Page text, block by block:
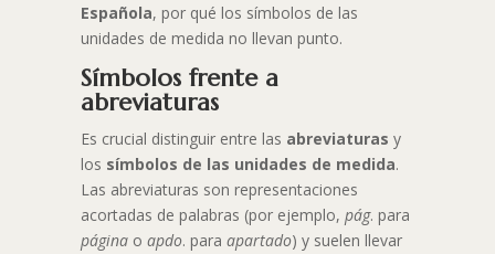
Española, por qué los símbolos de las
unidades de medida no llevan punto.
Símbolos frente a
abreviaturas
Es crucial distinguir entre las abreviaturas y
los símbolos de las unidades de medida.
Las abreviaturas son representaciones
acortadas de palabras (por ejemplo, pág. para
páginao apdo. para apartado) y suelen llevar